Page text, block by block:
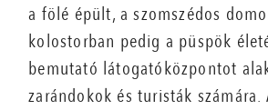
a fölé épült, a szomszédos
kolostorban pedig a püspök
bemutató látogatóközpontot
zarándokok és turisták számára.